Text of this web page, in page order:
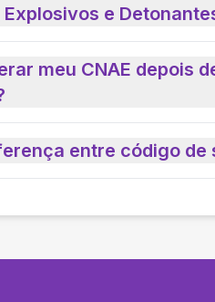
e
meu CNAE depois
entre código de